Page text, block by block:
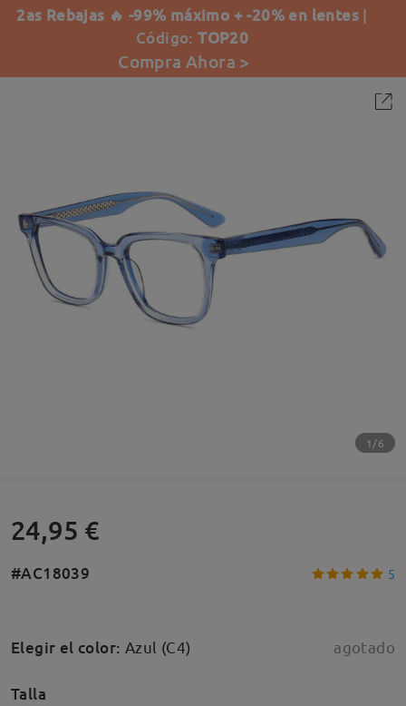
2as Rebajas 🔥 -99% máximo + -20% en lentes |
Código:TOP20
Compra Ahora >
1/6
24,95 €
#AC18039 5
Elegir el color: Azul (C4) agotado
Talla